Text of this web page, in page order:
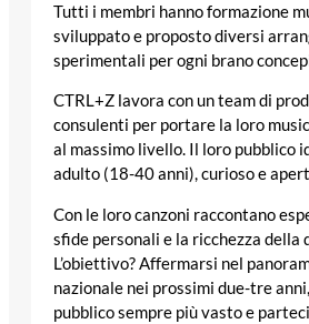
Tutti i membri hanno formazione
sviluppato e proposto diversi
sperimentali per ogni brano
CTRL+Z lavora con un team di
consulenti per portare la loro
al massimo livello. Il loro pubblico
adulto (18-40 anni), curioso e
Con le loro canzoni raccontano
sfide personali e la ricchezza della
L’obiettivo? Affermarsi nel
nazionale nei prossimi due-tre
pubblico sempre più vasto e